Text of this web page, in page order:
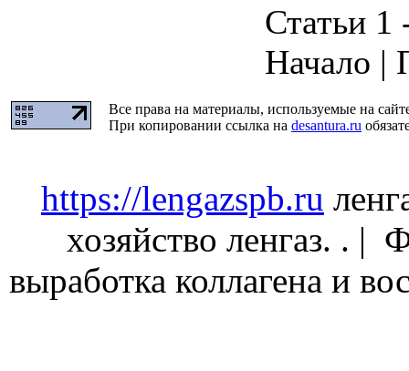
Статьи 1
Начало |
Все права на материалы, используемые на
При копировании ссылка на desantura.ru
https://lengazspb.ru
хозяйство ленгаз. . |
выработка коллагена и